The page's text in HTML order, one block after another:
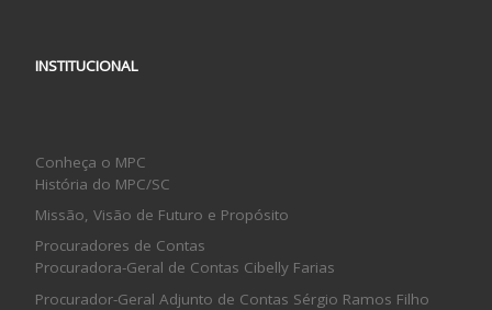
INSTITUCIONAL
Conheça o MPC
História do MPC/SC
Missão, Visão de Futuro e Propósito
Procuradores de Contas
Procuradora-Geral de Contas Cibelly Farias
Procurador-Geral Adjunto de Contas Sérgio Ramos Filho